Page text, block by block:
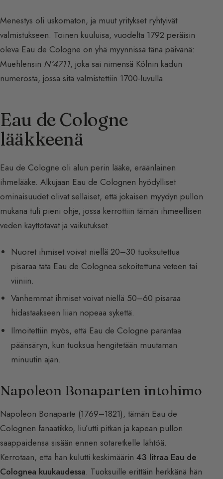
Menestys oli uskomaton, ja muut yritykset ryhtyivät
valmistukseen. Toinen kuuluisa, vuodelta 1792 peräisin
oleva Eau de Cologne on yhä myynnissä tänä päivänä:
Muehlensin N°4711, joka sai nimensä Kölnin kadun
numerosta, jossa sitä valmistettiin 1700-luvulla.
Eau de Cologne
lääkkeenä
Eau de Cologne oli alun perin lääke, eräänlainen
ihmelääke. Alkujaan Eau de Colognen hyödylliset
ominaisuudet olivat sellaiset, että jokaisen myydyn pullon
mukana tuli pieni ohje, jossa kerrottiin tämän ihmeellisen
veden käyttötavat ja vaikutukset.
Nuoret ihmiset voivat niellä 20–30 tuoksutettua
pisaraa tätä Eau de Colognea sekoitettuna veteen tai
viiniin.
Vanhemmat ihmiset voivat niellä 50–60 pisaraa
hidastaakseen liian nopeaa sykettä.
Ilmoitettiin myös, että Eau de Cologne parantaa
päänsäryn, kun tuoksua hengitetään muutaman
minuutin ajan.
Napoleon Bonaparten intohimo
Napoleon Bonaparte (1769–1821), tämän Eau de
Colognen fanaatikko, liu’utti pitkän ja kapean pullon
saappaidensa sisään ennen sotaretkelle lähtöä.
Kerrotaan, että hän kulutti keskimäärin 43 litraa Eau de
Colognea kuukaudessa. Tuoksuille erittäin herkkänä hän